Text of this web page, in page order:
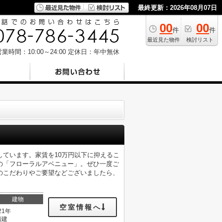
最終更新：2026年08月07日
00件
最近見た物件
00件
検討リスト
業時間：10:00～24:00 定休日：年中無休
います。家賃を10万円以下に抑えるこ
フローラルアベニュー」。ぜひ一度ご
だわりやご要望などございましたら、
建物
年
建
空室情報へ